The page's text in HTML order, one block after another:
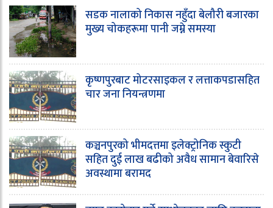
सडक नालाको निकास नहुँदा बेलौरी बजारका
मुख्य चोकहरूमा पानी जम्ने समस्या
कृष्णपुरबाट मोटरसाइकल र लत्ताकपडासहित
चार जना नियन्त्रणमा
कञ्चनपुरको भीमदत्तमा इलेक्ट्रोनिक स्कुटी
सहित दुई लाख बढीको अवैध सामान बेवारिसे
अवस्थामा बरामद